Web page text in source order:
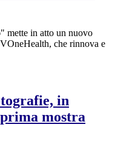
mette in atto un nuovo
che rinnova e
in
mostra